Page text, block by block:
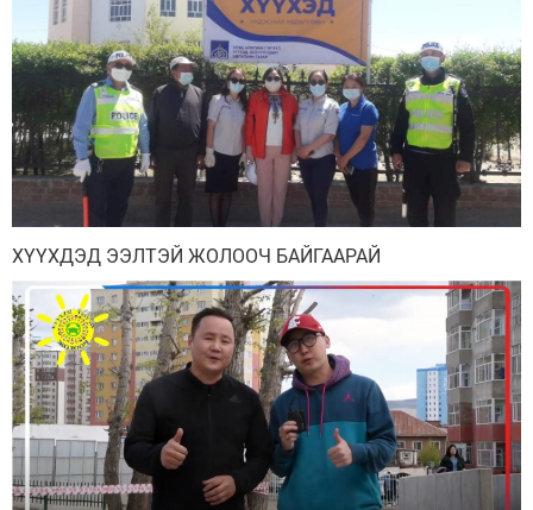
ХҮҮХДЭД ЭЭЛТЭЙ ЖОЛООЧ БАЙГААРАЙ